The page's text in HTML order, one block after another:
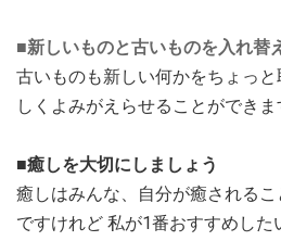
■新しいものと古いものを入れ替
古いものも新しい何かをちょっ
しくよみがえらせることができま
■癒しを大切にしましょう
癒しはみんな、自分が癒される
ですけれど 私が1番おすすめし